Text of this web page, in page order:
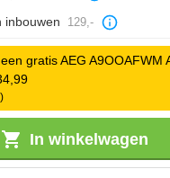
inbouwen 129,-
gratis AEG A9OOAFWM
In winkelwagen